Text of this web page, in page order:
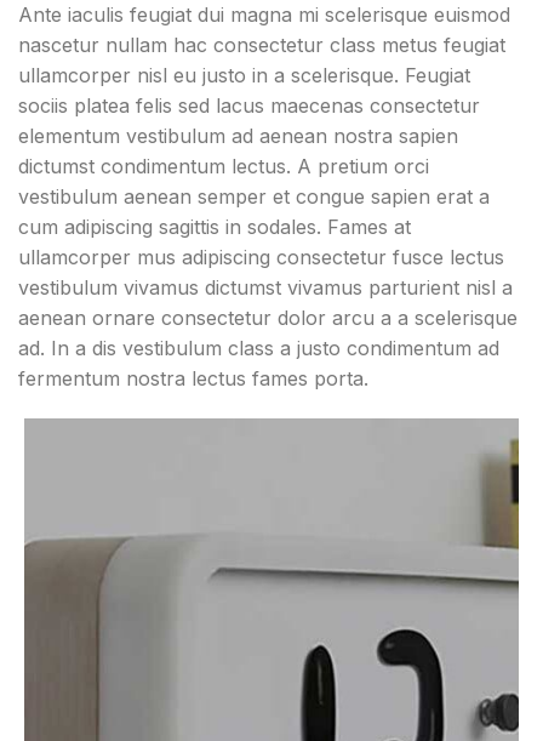
Ante iaculis feugiat dui magna mi scelerisque euismod
nascetur nullam hac consectetur class metus feugiat
ullamcorper nisl eu justo in a scelerisque. Feugiat
sociis platea felis sed lacus maecenas consectetur
elementum vestibulum ad aenean nostra sapien
dictumst condimentum lectus. A pretium orci
vestibulum aenean semper et congue sapien erat a
cum adipiscing sagittis in sodales. Fames at
ullamcorper mus adipiscing consectetur fusce lectus
vestibulum vivamus dictumst vivamus parturient nisl a
aenean ornare consectetur dolor arcu a a scelerisque
ad. In a dis vestibulum class a justo condimentum ad
fermentum nostra lectus fames porta.